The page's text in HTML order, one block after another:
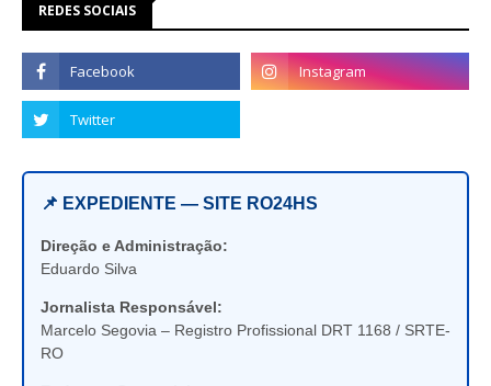
REDES SOCIAIS
📌 EXPEDIENTE — SITE RO24HS
Direção e Administração:
Eduardo Silva
Jornalista Responsável:
Marcelo Segovia – Registro Profissional DRT 1168 / SRTE-
RO